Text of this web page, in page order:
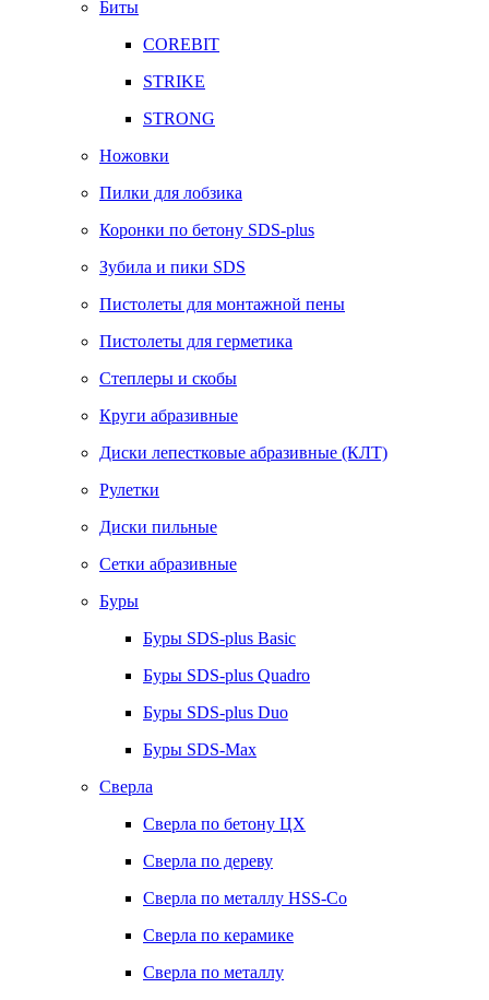
Биты
COREBIT
STRIKE
STRONG
Ножовки
Пилки для лобзика
Коронки по бетону SDS-plus
Зубила и пики SDS
Пистолеты для монтажной пены
Пистолеты для герметика
Степлеры и скобы
Круги абразивные
Диски лепестковые абразивные (КЛТ)
Рулетки
Диски пильные
Сетки абразивные
Буры
Буры SDS-plus Basic
Буры SDS-plus Quadro
Буры SDS-plus Duo
Буры SDS-Max
Сверла
Сверла по бетону ЦХ
Сверла по дереву
Сверла по металлу HSS-Co
Сверла по керамике
Сверла по металлу